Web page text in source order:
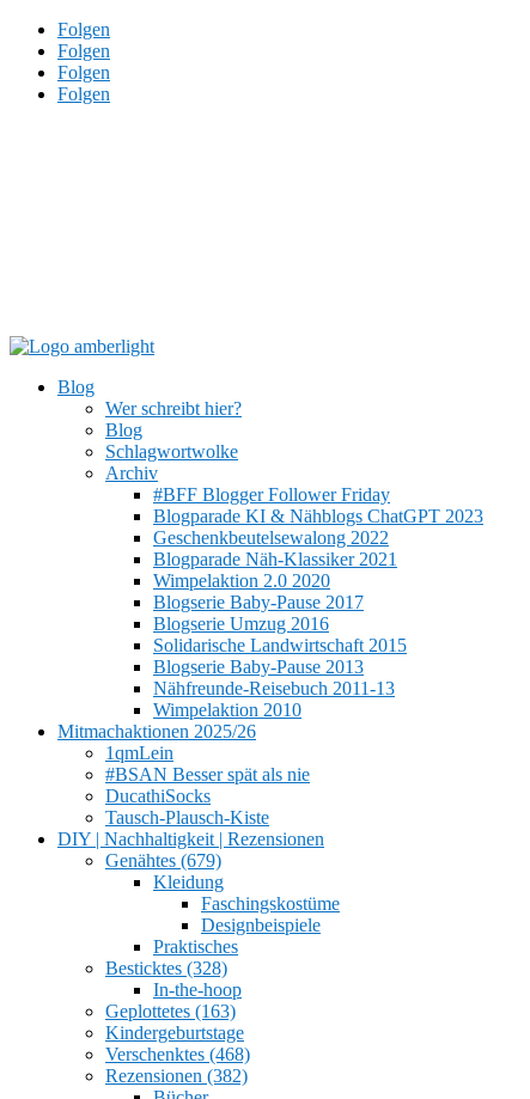
Folgen
Folgen
Folgen
Folgen
Blog
Wer schreibt hier?
Blog
Schlagwortwolke
Archiv
#BFF Blogger Follower Friday
Blogparade KI & Nähblogs ChatGPT 2023
Geschenkbeutelsewalong 2022
Blogparade Näh-Klassiker 2021
Wimpelaktion 2.0 2020
Blogserie Baby-Pause 2017
Blogserie Umzug 2016
Solidarische Landwirtschaft 2015
Blogserie Baby-Pause 2013
Nähfreunde-Reisebuch 2011-13
Wimpelaktion 2010
Mitmachaktionen 2025/26
1qmLein
#BSAN Besser spät als nie
DucathiSocks
Tausch-Plausch-Kiste
DIY | Nachhaltigkeit | Rezensionen
Genähtes (679)
Kleidung
Faschingskostüme
Designbeispiele
Praktisches
Besticktes (328)
In-the-hoop
Geplottetes (163)
Kindergeburtstage
Verschenktes (468)
Rezensionen (382)